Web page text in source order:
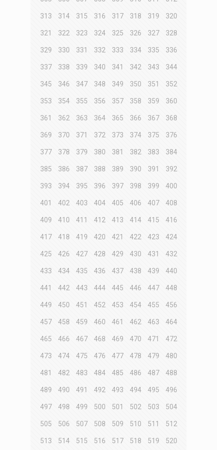
313 314 315 316 317 318 319 320
321 322 323 324 325 326 327 328
329 330 331 332 333 334 335 336
337 338 339 340 341 342 343 344
345 346 347 348 349 350 351 352
353 354 355 356 357 358 359 360
361 362 363 364 365 366 367 368
369 370 371 372 373 374 375 376
377 378 379 380 381 382 383 384
385 386 387 388 389 390 391 392
393 394 395 396 397 398 399 400
401 402 403 404 405 406 407 408
409 410 411 412 413 414 415 416
417 418 419 420 421 422 423 424
425 426 427 428 429 430 431 432
433 434 435 436 437 438 439 440
441 442 443 444 445 446 447 448
449 450 451 452 453 454 455 456
457 458 459 460 461 462 463 464
465 466 467 468 469 470 471 472
473 474 475 476 477 478 479 480
481 482 483 484 485 486 487 488
489 490 491 492 493 494 495 496
497 498 499 500 501 502 503 504
505 506 507 508 509 510 511 512
513 514 515 516 517 518 519 520